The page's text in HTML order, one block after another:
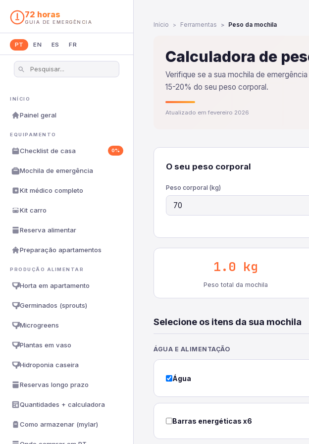
72 horas
GUIA DE EMERGÊNCIA
PT EN ES FR
INÍCIO
Painel geral
EQUIPAMENTO
Checklist de casa 0%
Mochila de emergência
Kit médico completo
Kit carro
Reserva alimentar
Preparação apartamentos
PRODUÇÃO ALIMENTAR
Horta em apartamento
Germinados (sprouts)
Microgreens
Plantas em vaso
Hidroponia caseira
Reservas longo prazo
Quantidades + calculadora
Como armazenar (mylar)
Início Ferramentas Peso da mochila
Calculadora de
Verifique se a sua mochila de
15-20% do seu peso corporal.
Atualizado em fevereiro 2026
O seu peso corporal
Peso corporal (kg)
1.0 kg
Peso total da mochila
Selecione os itens da sua mochila
ÁGUA E ALIMENTAÇÃO
Água
Barras energéticas x6